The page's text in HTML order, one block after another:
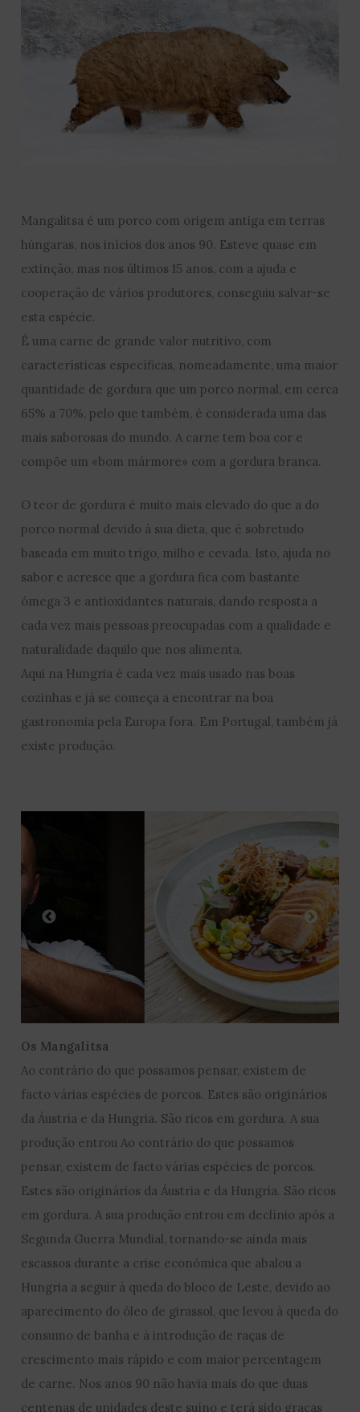
Mangalitsa é um porco com origem antiga em terras
húngaras, nos inícios dos anos 90. Esteve quase em
extinção, mas nos últimos 15 anos, com a ajuda e
cooperação de vários produtores, conseguiu salvar-se
esta espécie.
É uma carne de grande valor nutritivo, com
características específicas, nomeadamente, uma maior
quantidade de gordura que um porco normal, em cerca
65% a 70%, pelo que também, é considerada uma das
mais saborosas do mundo. A carne tem boa cor e
compõe um «bom mármore» com a gordura branca.
O teor de gordura é muito mais elevado do que a do
porco normal devido à sua dieta, que é sobretudo
baseada em muito trigo, milho e cevada. Isto, ajuda no
sabor e acresce que a gordura fica com bastante
ómega 3 e antioxidantes naturais, dando resposta a
cada vez mais pessoas preocupadas com a qualidade e
naturalidade daquilo que nos alimenta.
Aqui na Hungria é cada vez mais usado nas boas
cozinhas e já se começa a encontrar na boa
gastronomia pela Europa fora. Em Portugal, também já
existe produção.
Os Mangalitsa
Ao contrário do que possamos pensar, existem de
facto várias espécies de porcos. Estes são originários
da Áustria e da Hungria. São ricos em gordura. A sua
produção entrou Ao contrário do que possamos
pensar, existem de facto várias espécies de porcos.
Estes são originários da Áustria e da Hungria. São ricos
em gordura. A sua produção entrou em declínio após a
Segunda Guerra Mundial, tornando-se ainda mais
escassos durante a crise económica que abalou a
Hungria a seguir à queda do bloco de Leste, devido ao
aparecimento do óleo de girassol, que levou à queda do
consumo de banha e à introdução de raças de
crescimento mais rápido e com maior percentagem
de carne. Nos anos 90 não havia mais do que duas
centenas de unidades deste suíno e terá sido graças